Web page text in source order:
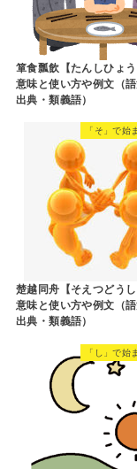
箪食瓢飲【たんしひょ
意味と使い方や例文（語
出典・類義語）
「そ」で始
楚越同舟【そえつどう
意味と使い方や例文（語
出典・類義語）
「し」で始